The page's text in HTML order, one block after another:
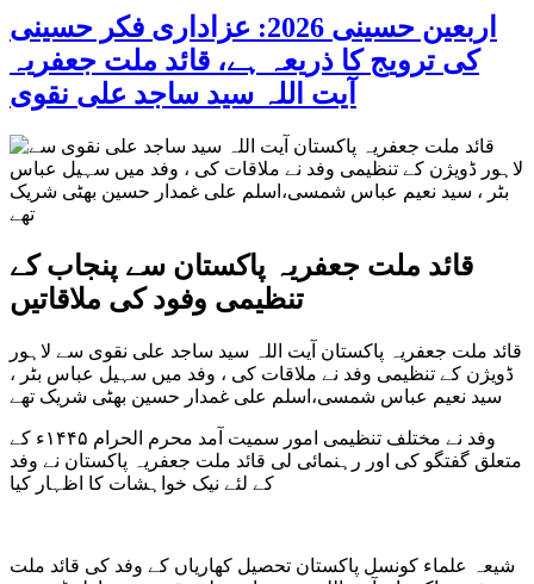
اربعین حسینی 2026: عزاداری فکر حسینی
کی ترویج کا ذریعہ ہے، قائد ملت جعفریہ
آیت اللہ سید ساجد علی نقوی
قائد ملت جعفریہ پاکستان سے پنجاب کے
تنظیمی وفود کی ملاقاتیں
قائد ملت جعفریہ پاکستان آیت اللہ سید ساجد علی نقوی سے لاہور
ڈویژن کے تنظیمی وفد نے ملاقات کی ، وفد میں سہیل عباس بٹر ،
سید نعیم عباس شمسی،اسلم علی غمدار حسین بھٹی شریک تھے
وفد نے مختلف تنظیمی امور سمیت آمد محرم الحرام ۱۴۴۵ء کے
متعلق گفتگو کی اور رہنمائی لی قائد ملت جعفریہ پاکستان نے وفد
کے لئے نیک خواہشات کا اظہار کیا
شیعہ علماء کونسل پاکستان تحصیل کھاریاں کے وفد کی قائد ملت